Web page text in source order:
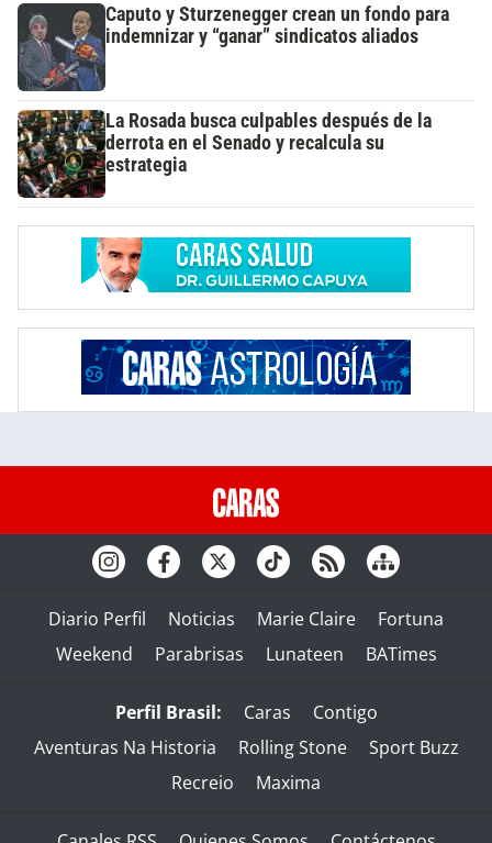
Caputo y Sturzenegger crean un fondo para
indemnizar y “ganar” sindicatos aliados
La Rosada busca culpables después de la
derrota en el Senado y recalcula su
estrategia
Diario Perfil Noticias Marie Claire
Fortuna
Weekend
Parabrisas Lunateen BATimes
Perfil Brasil: Caras
Contigo
Aventuras Na Historia
Rolling Stone
Sport Buzz
Recreio
Maxima